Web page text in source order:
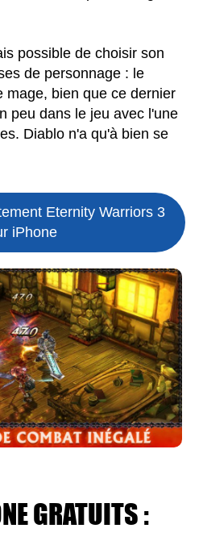
possible de choisir son
de personnage : le
mage, bien que ce dernier
peu dans le jeu avec l'une
Diablo n'a qu'à bien se
Eternity Warriors 3
iPhone
GRATUITS :